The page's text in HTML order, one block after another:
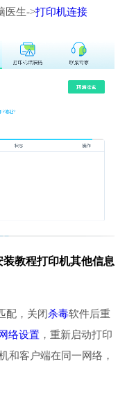
医生->打印机连接
教程打印机其他信息
配，关闭杀毒软件后重
络设置，重新启动打印
和客户端在同一网络，